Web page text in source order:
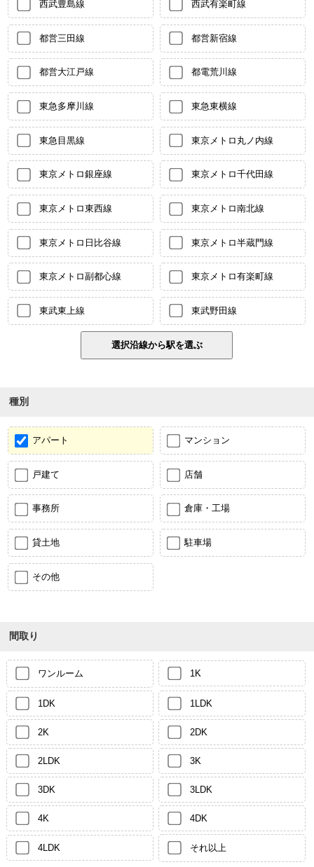
西武豊島線 西武有楽町線
都営三田線 都営新宿線
都営大江戸線 都電荒川線
東急多摩川線 東急東横線
東急目黒線 東京メトロ丸ノ内線
東京メトロ銀座線 東京メトロ千代田線
東京メトロ東西線 東京メトロ南北線
東京メトロ日比谷線 東京メトロ半蔵門線
東京メトロ副都心線 東京メトロ有楽町線
東武東上線 東武野田線
種別
アパート マンション
戸建て 店舗
事務所 倉庫・工場
貸土地 駐車場
その他
間取り
ワンルーム 1K
1DK 1LDK
2K 2DK
2LDK 3K
3DK 3LDK
4K 4DK
4LDK それ以上